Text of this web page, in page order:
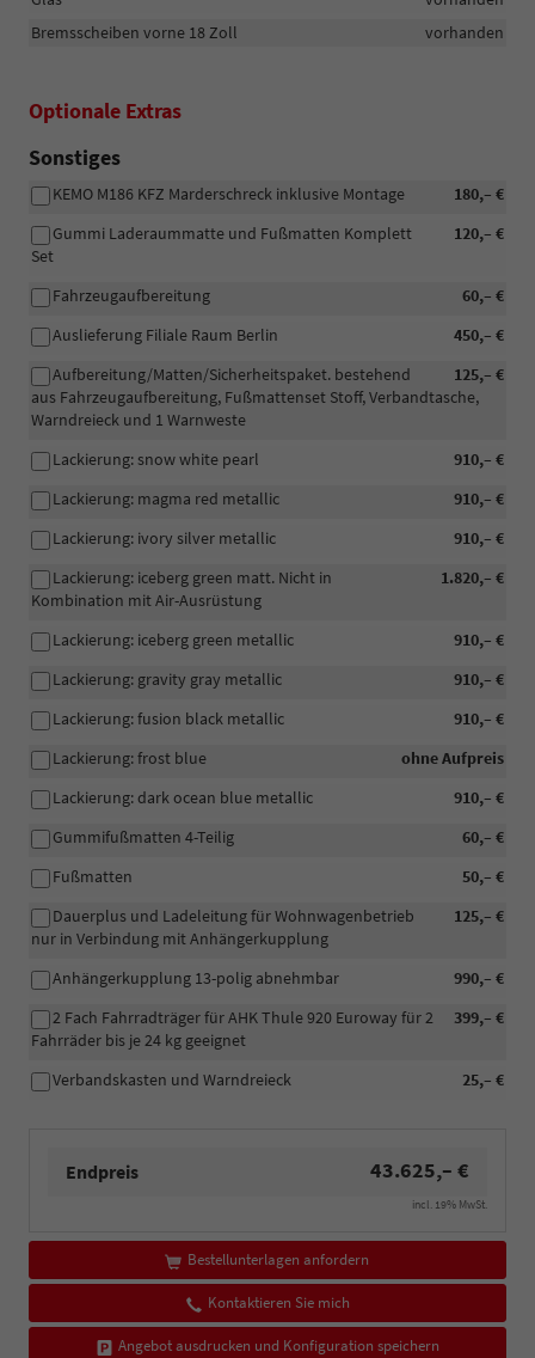
Bremsscheiben vorne 18 Zoll
vorhanden
Optionale Extras
Sonstiges
180,– €
KEMO M186 KFZ Marderschreck inklusive Montage
120,– €
Gummi Laderaummatte und Fußmatten Komplett
Set
60,– €
Fahrzeugaufbereitung
450,– €
Auslieferung Filiale Raum Berlin
125,– €
Aufbereitung/Matten/Sicherheitspaket. bestehend
aus Fahrzeugaufbereitung, Fußmattenset Stoff, Verbandtasche,
Warndreieck und 1 Warnweste
910,– €
Lackierung: snow white pearl
910,– €
Lackierung: magma red metallic
910,– €
Lackierung: ivory silver metallic
1.820,– €
Lackierung: iceberg green matt. Nicht in
Kombination mit Air-Ausrüstung
910,– €
Lackierung: iceberg green metallic
910,– €
Lackierung: gravity gray metallic
910,– €
Lackierung: fusion black metallic
ohne Aufpreis
Lackierung: frost blue
910,– €
Lackierung: dark ocean blue metallic
60,– €
Gummifußmatten 4-Teilig
50,– €
Fußmatten
125,– €
Dauerplus und Ladeleitung für Wohnwagenbetrieb
nur in Verbindung mit Anhängerkupplung
990,– €
Anhängerkupplung 13-polig abnehmbar
399,– €
2 Fach Fahrradträger für AHK Thule 920 Euroway für 2
Fahrräder bis je 24 kg geeignet
25,– €
Verbandskasten und Warndreieck
Endpreis 43.625,– €
incl. 19% MwSt.
Bestellunterlagen anfordern
Kontaktieren Sie mich
Angebot ausdrucken und Konfiguration speichern